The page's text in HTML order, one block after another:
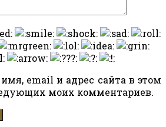
email и адрес сайта в этом
моих комментариев.